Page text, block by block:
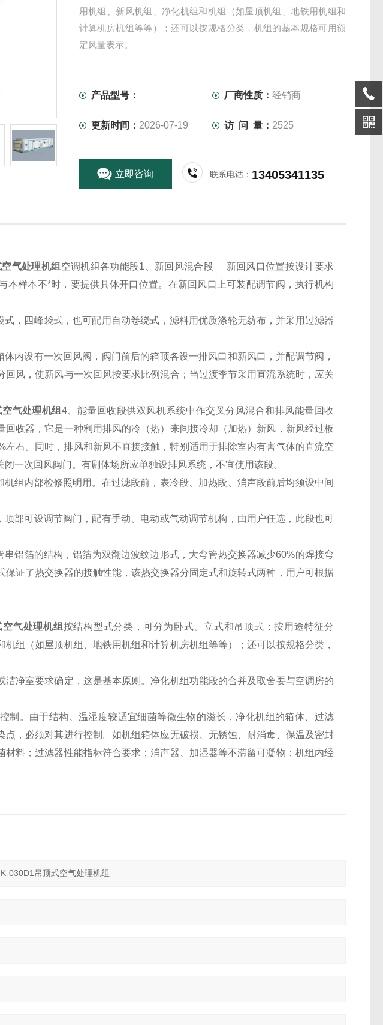
用机组、新风机组、净化机组和机组（如屋顶机组、地铁用机组和
计算机房机组等等）；还可以按规格分类，机组的基本规格可用额
定风量表示。
产品型号： 厂商性质：经销商
更新时间： 2026-07-19 访 问 量： 2525
立即咨询 联系电话： 13405341135
气处理机组 空调机组各功能段1、新回风混合段 新回风口位置按设计要求
本样本不*时，要提供具体开口位置。在新回风口上可装配调节阀，执行机构
，四峰袋式，也可配用自动卷绕式，滤料用优质涤轮无纺布，并采用过滤器
内设有一次回风阀，阀门前后的箱顶各设一排风口和新风口，并配调节阀，
风，使新风与一次回风按要求比例混合；当过渡季节采用直流系统时，应关
气处理机组 4、能量回收段供双风机系统中作交叉分风混合和排风能量回收
收器，它是一种利用排风的冷（热）来间接冷却（加热）新风，新风经过板
右。同时，排风和新风不直接接触，特别适用于排除室内有害气体的直流空
一次回风阀门。有剧体场所应单独设排风系统，不宜使用该段。
组内部检修照明用。在过滤段前，表冷段、加热段、消声段前后均须设中间
部可设调节阀门，配有手动、电动或气动调节机构，由用户任选，此段也可
铝箔的结构，铝箔为双翻边波纹边形式，大弯管热交换器减少60%的焊接弯
保证了热交换器的接触性能，该热交换器分固定式和旋转式两种，用户可根据
气处理机组 按结构型式分类，可分为卧式、立式和吊顶式；按用途特征分
组（如屋顶机组、地铁用机组和计算机房机组等等）；还可以按规格分类，
净室要求确定，这是基本原则。净化机组功能段的合并及取舍要与空调房的
。由于结构、温湿度较适宜细菌等微生物的滋长，净化机组的箱体、过滤
，必须对其进行控制。如机组箱体应无破损、无锈蚀、耐消毒、保温及密封
料；过滤器性能指标符合要求；消声器、加湿器等不滞留可凝物；机组内经